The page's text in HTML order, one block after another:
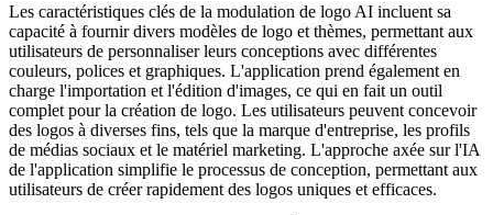
Les caractéristiques clés de la modulation de logo AI incluent sa
capacité à fournir divers modèles de logo et thèmes, permettant aux
utilisateurs de personnaliser leurs conceptions avec différentes
couleurs, polices et graphiques. L'application prend également en
charge l'importation et l'édition d'images, ce qui en fait un outil
complet pour la création de logo. Les utilisateurs peuvent concevoir
des logos à diverses fins, tels que la marque d'entreprise, les profils
de médias sociaux et le matériel marketing. L'approche axée sur l'IA
de l'application simplifie le processus de conception, permettant aux
utilisateurs de créer rapidement des logos uniques et efficaces.